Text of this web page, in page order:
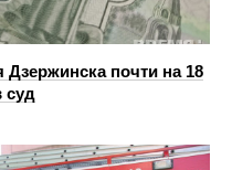
почти на 18
суд